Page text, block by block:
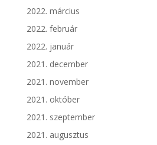
2022. március
2022. február
2022. január
2021. december
2021. november
2021. október
2021. szeptember
2021. augusztus